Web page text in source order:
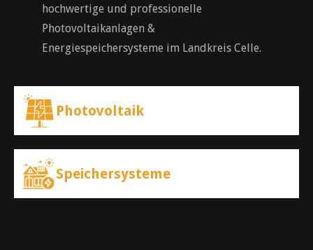
hochwertige und professionelle
Photovoltaikanlagen &
Energiespeichersysteme im Landkreis Celle.
Photovoltaik
Speichersysteme